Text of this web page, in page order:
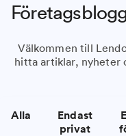
Välkommen till
hitta artiklar, nyheter
Alla
Endast
privat